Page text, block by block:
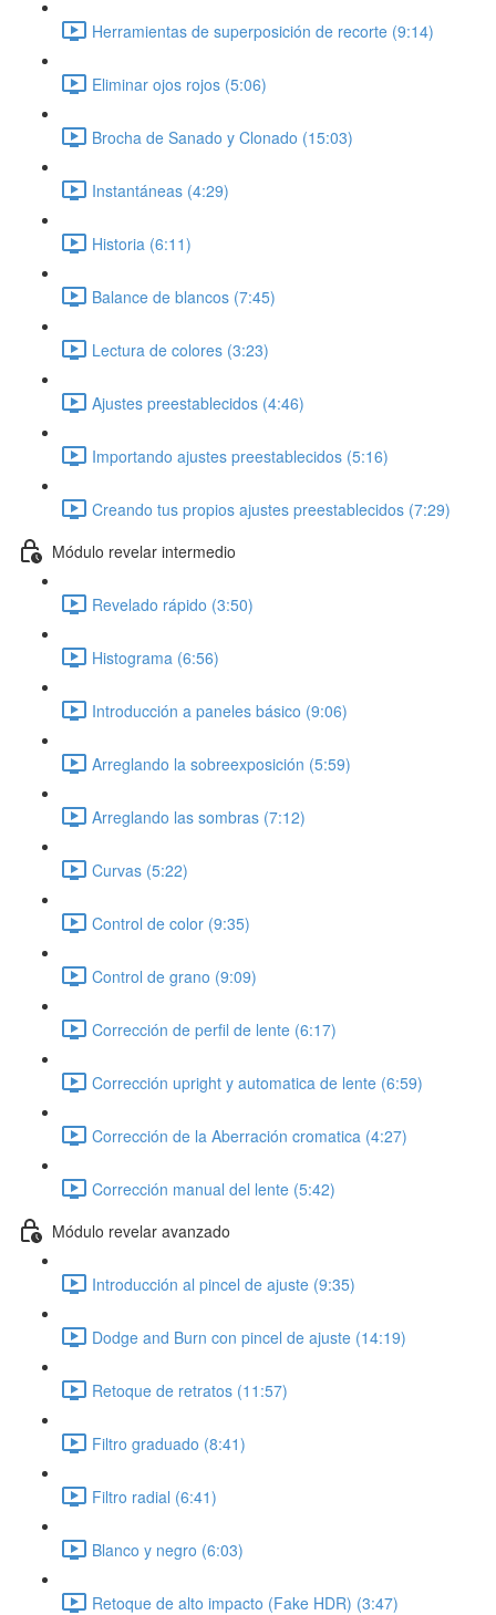
Herramientas de superposición de recorte (9:14)
Eliminar ojos rojos (5:06)
Brocha de Sanado y Clonado (15:03)
Instantáneas (4:29)
Historia (6:11)
Balance de blancos (7:45)
Lectura de colores (3:23)
Ajustes preestablecidos (4:46)
Importando ajustes preestablecidos (5:16)
Creando tus propios ajustes preestablecidos (7:29)
Módulo revelar intermedio
Revelado rápido (3:50)
Histograma (6:56)
Introducción a paneles básico (9:06)
Arreglando la sobreexposición (5:59)
Arreglando las sombras (7:12)
Curvas (5:22)
Control de color (9:35)
Control de grano (9:09)
Corrección de perfil de lente (6:17)
Corrección upright y automatica de lente (6:59)
Corrección de la Aberración cromatica (4:27)
Corrección manual del lente (5:42)
Módulo revelar avanzado
Introducción al pincel de ajuste (9:35)
Dodge and Burn con pincel de ajuste (14:19)
Retoque de retratos (11:57)
Filtro graduado (8:41)
Filtro radial (6:41)
Blanco y negro (6:03)
Retoque de alto impacto (Fake HDR) (3:47)